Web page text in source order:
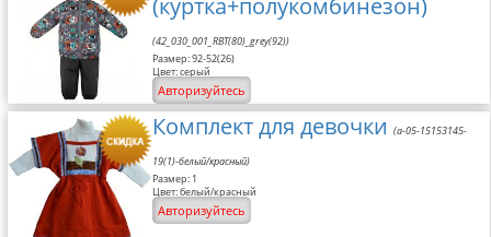
Деловые Линии
Размерная сетка
Контакты
Обратная связь
Вопрос-Ответ
(42_030_001_RBT(80)_grey(92))
Размер: 92-52(26)
Цвет: серый
Авторизуйтесь
Комплект для девочки(a-05-15153145-
19(1)-белый/красный)
Размер: 1
Цвет: белый/красный
Авторизуйтесь